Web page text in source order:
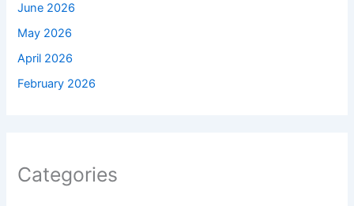
June 2026
May 2026
April 2026
February 2026
Categories